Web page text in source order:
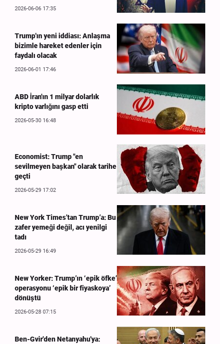
2026-06-06 17:35
Trump'ın yeni iddiası: Anlaşma
bizimle hareket edenler için
faydalı olacak
2026-06-01 17:46
ABD İran'ın 1 milyar dolarlık
kripto varlığını gasp etti
2026-05-30 16:48
Economist: Trump "en
sevilmeyen başkan" olarak tarihe
geçti
2026-05-29 17:02
New York Times’tan Trump’a: Bu
zafer yemeği değil, acı yenilgi
tadı
2026-05-29 16:49
New Yorker: Trump’ın ‘epik öfke’
operasyonu ‘epik bir fiyaskoya’
dönüştü
2026-05-28 07:15
Ben-Gvir'den Netanyahu'ya: